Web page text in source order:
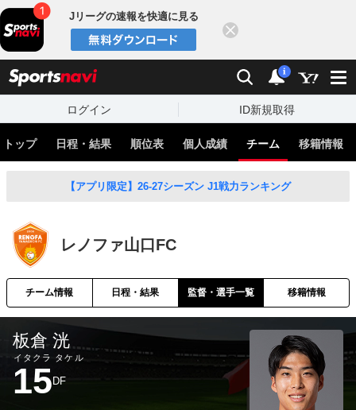
Jリーグの速報を快適に見る
検索 通知
i
ログイン ID新規取得
トップ 日程・結果 順位表 個人成績 チーム 移籍情報
【アプリ限定】26-27シーズン J1戦力ランキング
レノファ山口FC
チーム情報 日程・結果 監督・選手一覧 移籍情報
板倉 洸
イタクラ タケル
15 DF